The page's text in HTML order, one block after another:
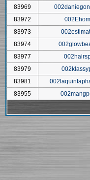
83969
83972
83973
83974
83977
83979
83981
83955